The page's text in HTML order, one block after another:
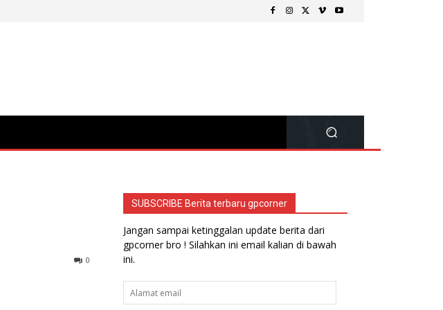
0
SUBSCRIBE Berita terbaru gpcorner
Jangan sampai ketinggalan update berita dari
gpcorner bro ! Silahkan ini email kalian di bawah
ini.
Alamat
email